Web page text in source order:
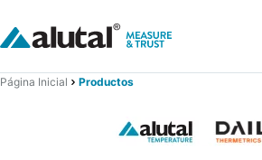
Página Inicial Productos